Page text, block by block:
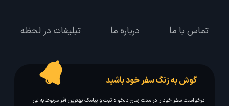
تماس با ما درباره ما تبلیغات در لحظه
گوش به زنگ سفر خود باشید
درخواست سفر خود را در مدت زمان دلخواه ثبت و پیامک بهترین آفر مربوط به تور